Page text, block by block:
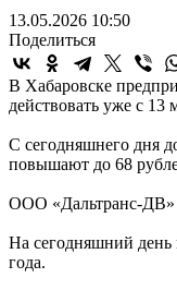
13.05.2026 10:50
Поделиться
В Хабаровске
действовать уже с 13
С сегодняшнего дня
повышают до 68
ООО «Дальтранс-ДВ»
На сегодняшний день
года.